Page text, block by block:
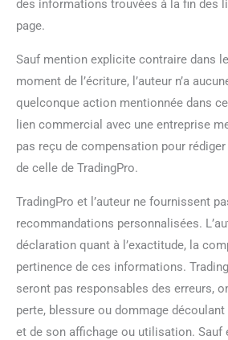
des informations trouvées à la fin des
page.
Sauf mention explicite contraire dans
moment de l’écriture, l’auteur n’a
quelconque action mentionnée dans
lien commercial avec une entreprise
pas reçu de compensation pour
de celle de TradingPro.
TradingPro et l’auteur ne fournissent
recommandations personnalisées.
déclaration quant à l’exactitude, la
pertinence de ces informations.
seront pas responsables des erreurs,
perte, blessure ou dommage
et de son affichage ou utilisation. Sauf